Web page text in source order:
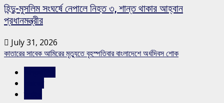
হিন্দু-মুসলিম সংঘর্ষে নেপালে নিহত ৩, শান্ত থাকার আহ্বান
প্রধানমন্ত্রীর
July 31, 2026
কাতারের সাবেক আমিরের মৃত্যুতে বৃহস্পতিবার বাংলাদেশে অর্ধদিবস শোক